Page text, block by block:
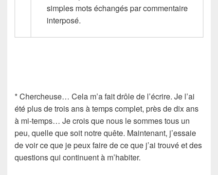
simples mots échangés par commentaire
interposé.
* Chercheuse… Cela m’a fait drôle de l’écrire. Je l’ai
été plus de trois ans à temps complet, près de dix ans
à mi-temps… Je crois que nous le sommes tous un
peu, quelle que soit notre quête. Maintenant, j’essaie
de voir ce que je peux faire de ce que j’ai trouvé et des
questions qui continuent à m’habiter.